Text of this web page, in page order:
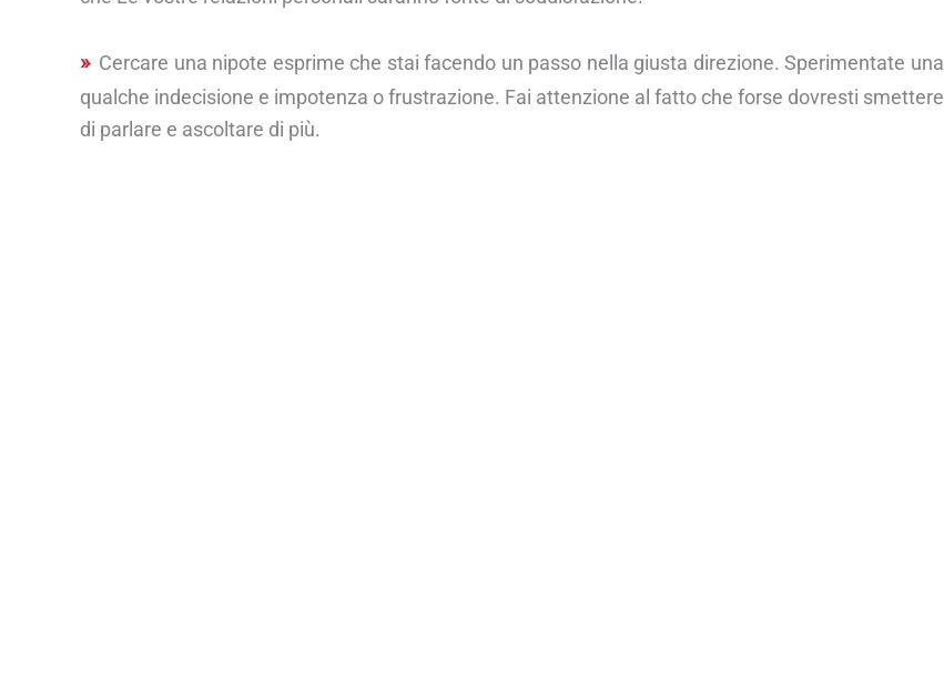
Cercare una nipote esprime che stai facendo un passo nella giusta direzione. Sperimentate una
qualche indecisione e impotenza o frustrazione. Fai attenzione al fatto che forse dovresti smettere
di parlare e ascoltare di più.